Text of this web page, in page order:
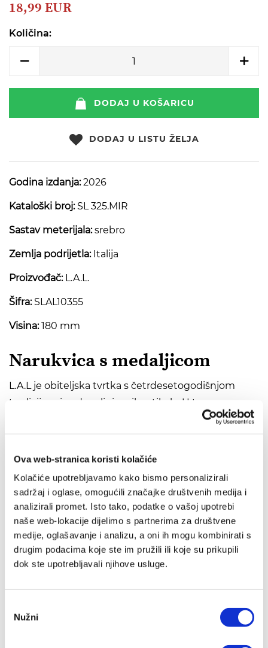
Ova web-stranica koristi kolačiće
Kolačiće upotrebljavamo kako bismo personalizirali
sadržaj i oglase, omogućili značajke društvenih medija i
analizirali promet. Isto tako, podatke o vašoj upotrebi
naše web-lokacije dijelimo s partnerima za društvene
medije, oglašavanje i analizu, a oni ih mogu kombinirati s
drugim podacima koje ste im pružili ili koje su prikupili
dok ste upotrebljavali njihove usluge.
pristanka
Nužni
of
images
18,99 EUR
Količina:
DODAJ U KOŠARICU
DODAJ U LISTU ŽELJA
Godina izdanja:2026
Kataloški broj:SL 325.MIR
Sastav meterijala:srebro
Zemlja podrijetla:Italija
Proizvođač:L.A.L.
Šifra:SLAL10355
Visina:180 mm
Narukvica s medaljicom
L.A.L je obiteljska tvrtka s četrdesetogodišnjom
tradicijom izrade religioznih artikala. U tom vremenu
L.A.L je izrastao u jednog od najvećih i najcjenjenijih
proizvođača religioznih predmeta, s posebnim
osvrtom na želje i interese kupaca. Unatoč
povezanosti s rodnim gradom i gradom iz kojeg su
ponikli, Loretom – svjetskom prijestolnicom ružarija.
Osobito su poznati po artiklima izrađenim od srebra
– slikama, okvirima, krunicama, kao i po izradi
artikala od Swarovski kristala, a predmeti koje
izrađuju u svojim radionicama nadahnuti su
katoličkom tradicijom.